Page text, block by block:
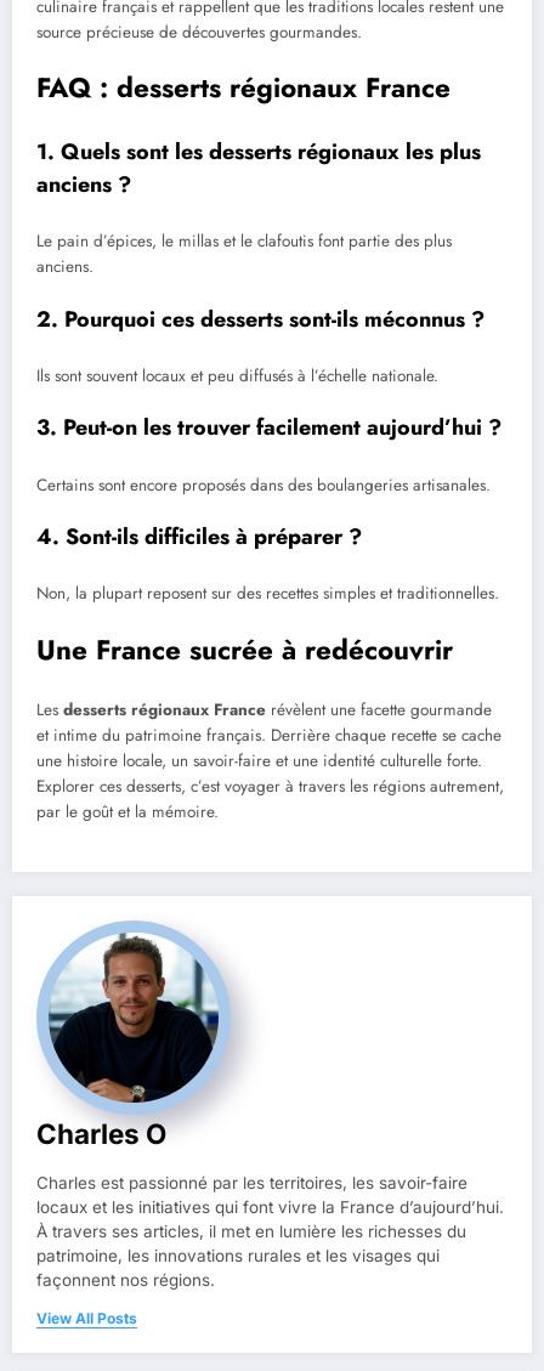
culinaire français et rappellent que les traditions locales restent une
source précieuse de découvertes gourmandes.
FAQ : desserts régionaux France
1. Quels sont les desserts régionaux les plus
anciens ?
Le pain d’épices, le millas et le clafoutis font partie des plus
anciens.
2. Pourquoi ces desserts sont-ils méconnus ?
Ils sont souvent locaux et peu diffusés à l’échelle nationale.
3. Peut-on les trouver facilement aujourd’hui ?
Certains sont encore proposés dans des boulangeries artisanales.
4. Sont-ils difficiles à préparer ?
Non, la plupart reposent sur des recettes simples et traditionnelles.
Une France sucrée à redécouvrir
Les desserts régionaux France révèlent une facette gourmande
et intime du patrimoine français. Derrière chaque recette se cache
une histoire locale, un savoir-faire et une identité culturelle forte.
Explorer ces desserts, c’est voyager à travers les régions autrement,
par le goût et la mémoire.
Charles O
Charles est passionné par les territoires, les savoir-faire
locaux et les initiatives qui font vivre la France d’aujourd’hui.
À travers ses articles, il met en lumière les richesses du
patrimoine, les innovations rurales et les visages qui
façonnent nos régions.
View All Posts